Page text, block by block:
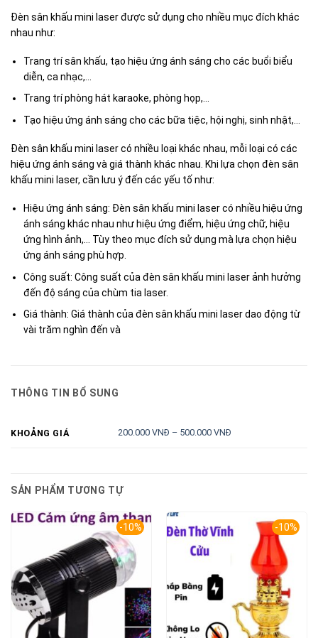
Đèn sân khấu mini laser được sử dụng cho nhiều mục đích khác
nhau như:
Trang trí sân khấu, tạo hiệu ứng ánh sáng cho các buổi biểu
diễn, ca nhạc,…
Trang trí phòng hát karaoke, phòng họp,…
Tạo hiệu ứng ánh sáng cho các bữa tiệc, hội nghị, sinh nhật,…
Đèn sân khấu mini laser có nhiều loại khác nhau, mỗi loại có các
hiệu ứng ánh sáng và giá thành khác nhau. Khi lựa chọn đèn sân
khấu mini laser, cần lưu ý đến các yếu tố như:
Hiệu ứng ánh sáng: Đèn sân khấu mini laser có nhiều hiệu ứng
ánh sáng khác nhau như hiệu ứng điểm, hiệu ứng chữ, hiệu
ứng hình ảnh,… Tùy theo mục đích sử dụng mà lựa chọn hiệu
ứng ánh sáng phù hợp.
Công suất: Công suất của đèn sân khấu mini laser ảnh hưởng
đến độ sáng của chùm tia laser.
Giá thành: Giá thành của đèn sân khấu mini laser dao động từ
vài trăm nghìn đến và
THÔNG TIN BỔ SUNG
KHOẢNG GIÁ 200.000 VNĐ – 500.000 VNĐ
SẢN PHẨM TƯƠNG TỰ
-10% -10%